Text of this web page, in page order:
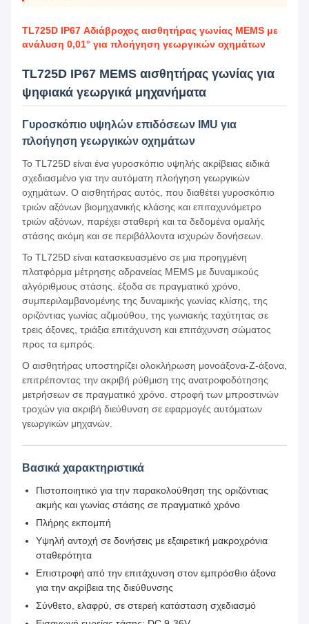
TL725D IP67 Αδιάβροχος αισθητήρας γωνίας MEMS με
ανάλυση 0,01° για πλοήγηση γεωργικών οχημάτων
TL725D IP67 MEMS αισθητήρας γωνίας για
ψηφιακά γεωργικά μηχανήματα
Γυροσκόπιο υψηλών επιδόσεων IMU για
πλοήγηση γεωργικών οχημάτων
Το TL725D είναι ένα γυροσκόπιο υψηλής ακρίβειας ειδικά
σχεδιασμένο για την αυτόματη πλοήγηση γεωργικών
οχημάτων. Ο αισθητήρας αυτός, που διαθέτει γυροσκόπιο
τριών αξόνων βιομηχανικής κλάσης και επιταχυνόμετρο
τριών αξόνων, παρέχει σταθερή και τα δεδομένα ομαλής
στάσης ακόμη και σε περιβάλλοντα ισχυρών δονήσεων.
Το TL725D είναι κατασκευασμένο σε μια προηγμένη
πλατφόρμα μέτρησης αδρανείας MEMS με δυναμικούς
αλγόριθμους στάσης. έξοδα σε πραγματικό χρόνο,
συμπεριλαμβανομένης της δυναμικής γωνίας κλίσης, της
οριζόντιας γωνίας αζιμούθου, της γωνιακής ταχύτητας σε
τρεις άξονες, τριάξια επιτάχυνση και επιτάχυνση σώματος
προς τα εμπρός.
Ο αισθητήρας υποστηρίζει ολοκλήρωση μονοάξονα-Z-άξονα,
επιτρέποντας την ακριβή ρύθμιση της ανατροφοδότησης
μετρήσεων σε πραγματικό χρόνο. στροφή των μπροστινών
τροχών για ακριβή διεύθυνση σε εφαρμογές αυτόματων
γεωργικών μηχανών.
Βασικά χαρακτηριστικά
Πιστοποιητικό για την παρακολούθηση της οριζόντιας
ακμής και γωνίας στάσης σε πραγματικό χρόνο
Πλήρης εκπομπή
Υψηλή αντοχή σε δονήσεις με εξαιρετική μακροχρόνια
σταθερότητα
Επιστροφή από την επιτάχυνση στον εμπρόσθιο άξονα
για την ακρίβεια της διεύθυνσης
Σύνθετο, ελαφρύ, σε στερεή κατάσταση σχεδιασμό